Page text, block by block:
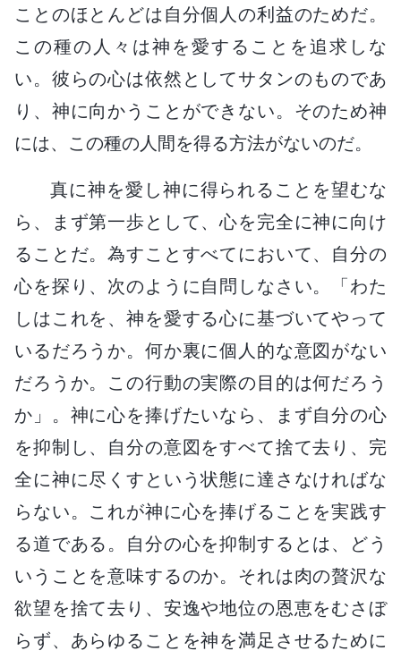
ことのほとんどは自分個人の利益のためだ。
この種の人々は神を愛することを追求しな
い。彼らの心は依然としてサタンのものであ
り、神に向かうことができない。そのため神
には、この種の人間を得る方法がないのだ。
真に神を愛し神に得られることを望むな
ら、まず第一歩として、心を完全に神に向け
ることだ。為すことすべてにおいて、自分の
心を探り、次のように自問しなさい。「わた
しはこれを、神を愛する心に基づいてやって
いるだろうか。何か裏に個人的な意図がない
だろうか。この行動の実際の目的は何だろう
か」。神に心を捧げたいなら、まず自分の心
を抑制し、自分の意図をすべて捨て去り、完
全に神に尽くすという状態に達さなければな
らない。これが神に心を捧げることを実践す
る道である。自分の心を抑制するとは、どう
いうことを意味するのか。それは肉の贅沢な
欲望を捨て去り、安逸や地位の恩恵をむさぼ
らず、あらゆることを神を満足させるために